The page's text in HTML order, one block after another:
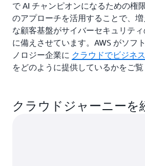
で AI チャンピオンになるための権
のアプローチを活用することで、
な顧客基盤がサイバーセキュリテ
に備えさせています。AWS がソフ
ノロジー企業に クラウドでビジネ
をどのように提供しているかをご覧
クラウドジャーニーを